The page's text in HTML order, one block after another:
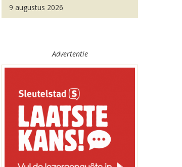
9 augustus 2026
Advertentie